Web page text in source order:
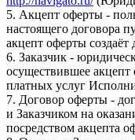
5. Акцепт оферты -
настоящего договора
акцепт оферты создаёт
6. Заказчик -
осуществившее
платных услуг
7. Договор оферты -
и Заказчиком на
посредством акцепта